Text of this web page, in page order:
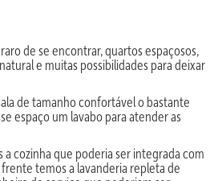
de se encontrar, quartos espaçosos,
e muitas possibilidades para deixar
de tamanho confortável o bastante
espaço um lavabo para atender as
cozinha que poderia ser integrada com
temos a lavanderia repleta de